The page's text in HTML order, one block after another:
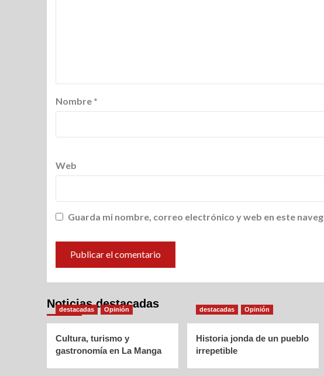
Nombre *
Web
Guarda mi nombre, correo electrónico y web en este
Noticias destacadas
destacadas Opinión
Cultura, turismo y
gastronomía en La Manga
destacadas Opinión
Historia jonda de un pueblo
irrepetible